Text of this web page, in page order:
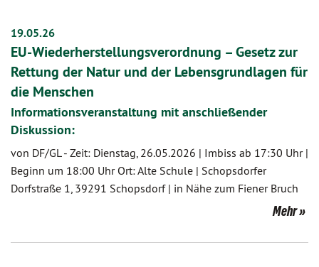
19.05.26
EU-Wiederherstellungsverordnung – Gesetz zur
Rettung der Natur und der Lebensgrundlagen für
die Menschen
Informationsveranstaltung mit anschließender
Diskussion:
von DF/GL- Zeit: Dienstag, 26.05.2026 | Imbiss ab 17:30 Uhr |
Beginn um 18:00 Uhr Ort: Alte Schule | Schopsdorfer
Dorfstraße 1, 39291 Schopsdorf | in Nähe zum Fiener Bruch
Mehr